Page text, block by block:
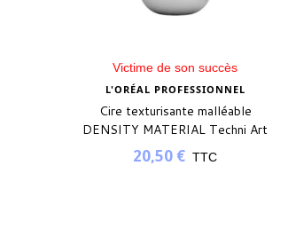
Victime de son succès
L'ORÉAL PROFESSIONNEL
Cire texturisante malléable
DENSITY MATERIAL Techni Art
19 - 100mL
20,50 € TTC